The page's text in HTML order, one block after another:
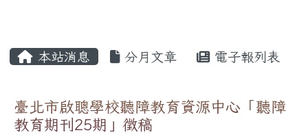
本站消息 分月文章 電子報列表
臺北市啟聰學校聽障教育資源中心「聽障
教育期刊25期」徵稿